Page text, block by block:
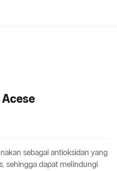
sebagai antioksidan yang
sehingga dapat melindungi